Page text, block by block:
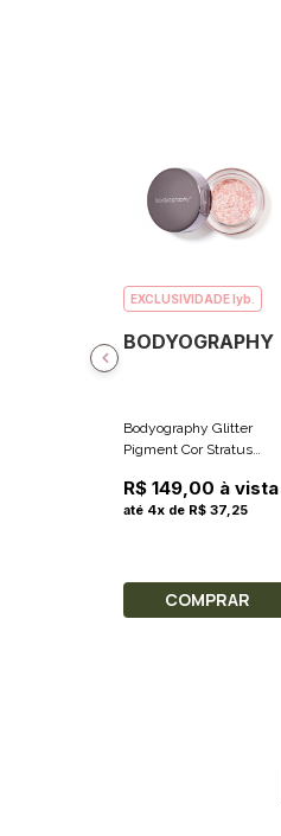
EXCLUSIVIDADE lyb.
BODYOGRAPHY
Bodyography Glitter
Pigment Cor Stratus
R$ 149,00 à vista
até 4x de R$ 37,25
COMPRAR